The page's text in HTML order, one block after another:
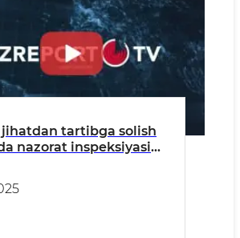
jihatdan tartibga solish
nazorat inspeksiyasi